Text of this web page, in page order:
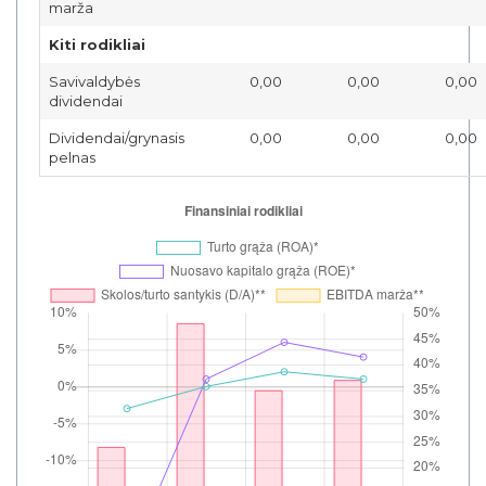
marža
Kiti rodikliai
Savivaldybės
dividendai
0,00 0,00 0,00
Dividendai/grynasis
pelnas
0,00 0,00 0,00